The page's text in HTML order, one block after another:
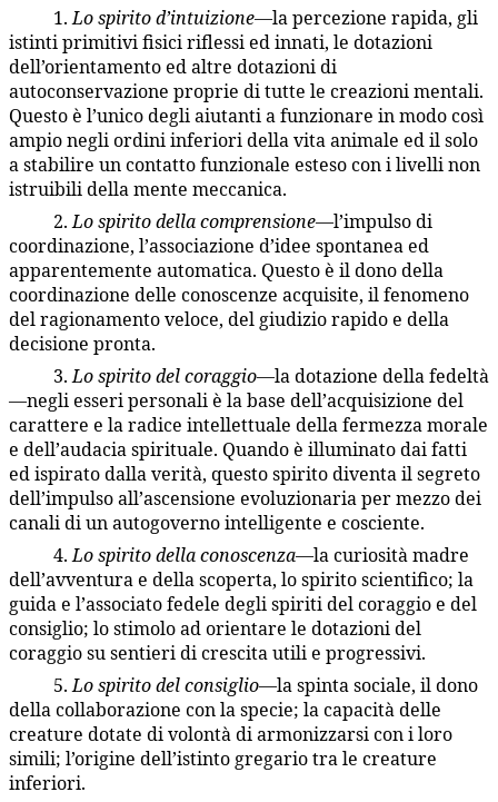
1.Lo spirito d’intuizione—la percezione rapida, gli
istinti primitivi fisici riflessi ed innati, le dotazioni
dell’orientamento ed altre dotazioni di
autoconservazione proprie di tutte le creazioni mentali.
Questo è l’unico degli aiutanti a funzionare in modo così
ampio negli ordini inferiori della vita animale ed il solo
a stabilire un contatto funzionale esteso con i livelli non
istruibili della mente meccanica.
2.Lo spirito della comprensione—l’impulso di
coordinazione, l’associazione d’idee spontanea ed
apparentemente automatica. Questo è il dono della
coordinazione delle conoscenze acquisite, il fenomeno
del ragionamento veloce, del giudizio rapido e della
decisione pronta.
3.Lo spirito del coraggio—la dotazione della fedeltà
—negli esseri personali è la base dell’acquisizione del
carattere e la radice intellettuale della fermezza morale
e dell’audacia spirituale. Quando è illuminato dai fatti
ed ispirato dalla verità, questo spirito diventa il segreto
dell’impulso all’ascensione evoluzionaria per mezzo dei
canali di un autogoverno intelligente e cosciente.
4.Lo spirito della conoscenza—la curiosità madre
dell’avventura e della scoperta, lo spirito scientifico; la
guida e l’associato fedele degli spiriti del coraggio e del
consiglio; lo stimolo ad orientare le dotazioni del
coraggio su sentieri di crescita utili e progressivi.
5.Lo spirito del consiglio—la spinta sociale, il dono
della collaborazione con la specie; la capacità delle
creature dotate di volontà di armonizzarsi con i loro
simili; l’origine dell’istinto gregario tra le creature
inferiori.